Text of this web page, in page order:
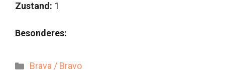
Zustand: 1
Besonderes:
Kategorien
Brava / Bravo